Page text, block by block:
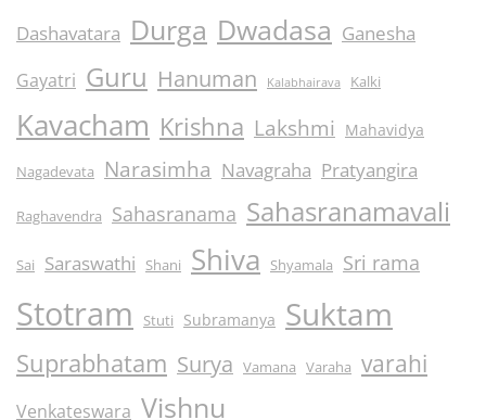
Dashavatara Durga Dwadasa Ganesha
Gayatri Guru Hanuman Kalabhairava Kalki
Kavacham Krishna Lakshmi Mahavidya
Nagadevata Narasimha Navagraha Pratyangira
Raghavendra Sahasranama Sahasranamavali
Sai Saraswathi Shani Shiva Shyamala Sri rama
Stotram Stuti Subramanya Suktam
Suprabhatam Surya Vamana Varaha varahi
Venkateswara Vishnu